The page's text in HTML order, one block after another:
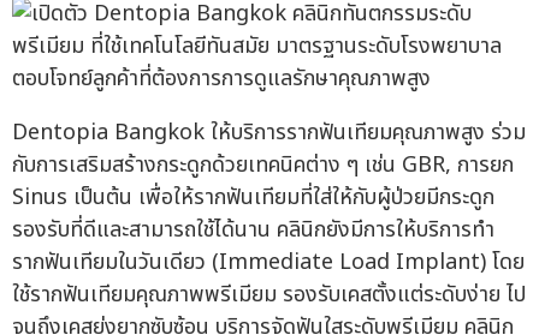
Dentopia Bangkok ให้บริการรากฟันเทียมคุณภาพสูง ร่วม
กับการเสริมสร้างกระดูกด้วยเทคนิคต่าง ๆ เช่น GBR, การยก
Sinus เป็นต้น เพื่อให้รากฟันเทียมที่ใส่ให้กับผู้ป่วยมีกระดูก
รองรับที่ดีและสามารถใช้ได้นาน คลินิกยังมีการให้บริการทำ
รากฟันเทียมในวันเดียว (Immediate Load Implant) โดย
ใช้รากฟันเทียมคุณภาพพรีเมียม รองรับเคสตั้งแต่ระดับง่าย ไป
จนถึงเคสยุ่งยากซับซ้อน บริการจัดฟันใสระดับพรีเมียม คลินิก